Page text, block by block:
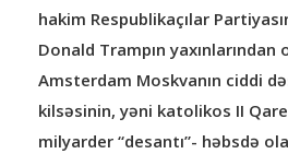
hakim Respublikaçılar
Donald Trampın yaxınlarından
Amsterdam Moskvanın ciddi
kilsəsinin, yəni katolikos II
milyarder “desantı”- həbsdə